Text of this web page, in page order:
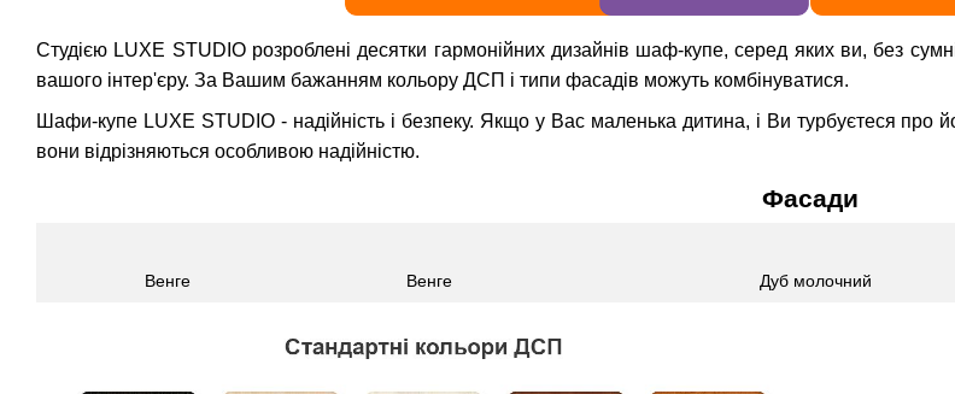
Студією LUXE STUDIO розроблені десятки гармонійних дизайнів шаф-купе, серед яких ви, без
вашого інтер'єру. За Вашим бажанням кольору ДСП і типи фасадів можуть комбінуватися.
Шафи-купе LUXE STUDIO - надійність і безпеку. Якщо у Вас маленька дитина, і Ви турбуєтеся
вони відрізняються особливою надійністю.
Фасади
Венге Венге Дуб молочний